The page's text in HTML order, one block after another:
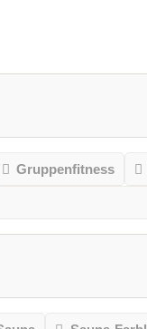
Gruppenfitness